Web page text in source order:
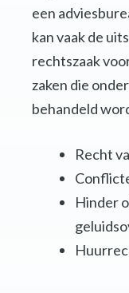
een
kan vaak de
rechtszaak
zaken die
behandeld
Recht
Hinder